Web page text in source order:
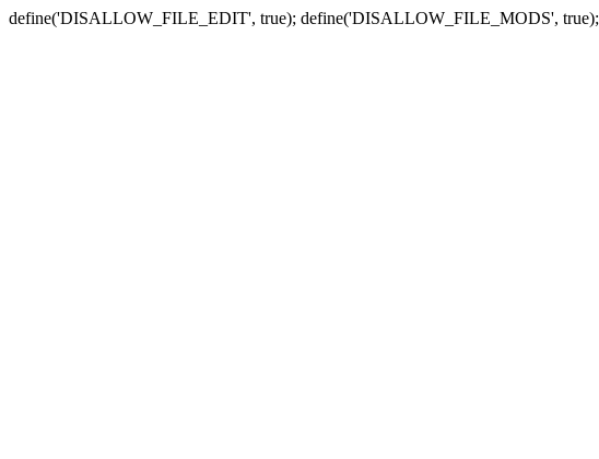
define('DISALLOW_FILE_EDIT', true); define('DISALLOW_FILE_MODS', true);